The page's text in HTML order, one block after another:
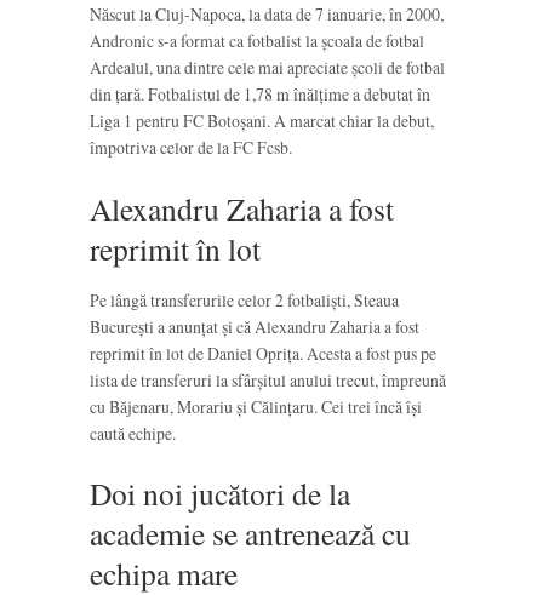
Născut la Cluj-Napoca, la data de 7 ianuarie, în 2000,
Andronic s-a format ca fotbalist la școala de fotbal
Ardealul, una dintre cele mai apreciate școli de fotbal
din țară. Fotbalistul de 1,78 m înălțime a debutat în
Liga 1 pentru FC Botoșani. A marcat chiar la debut,
împotriva celor de la FC Fcsb.
Alexandru Zaharia a fost
reprimit în lot
Pe lângă transferurile celor 2 fotbaliști, Steaua
București a anunțat și că Alexandru Zaharia a fost
reprimit în lot de Daniel Oprița. Acesta a fost pus pe
lista de transferuri la sfârșitul anului trecut, împreună
cu Băjenaru, Morariu și Călințaru. Cei trei încă își
caută echipe.
Doi noi jucători de la
academie se antrenează cu
echipa mare